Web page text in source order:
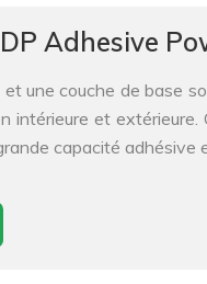
Adhesive
une couche de base
intérieure et extérieure.
capacité adhésive